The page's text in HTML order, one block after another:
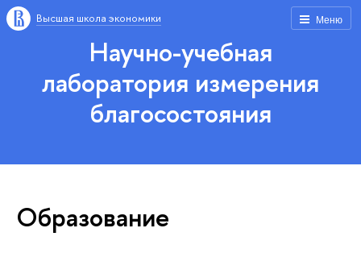
Меню
Высшая школа экономики
Научно-учебная
лаборатория измерения
благосостояния
Образование